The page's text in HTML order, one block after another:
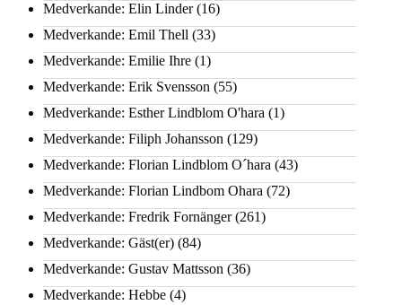
Medverkande: Elin Linder(16)
Medverkande: Emil Thell (33)
Medverkande: Emilie Ihre (1)
Medverkande: Erik Svensson (55)
Medverkande: Esther Lindblom O'hara (1)
Medverkande: Filiph Johansson (129)
Medverkande: Florian Lindblom O´hara (43)
Medverkande: Florian Lindbom Ohara (72)
Medverkande: Fredrik Fornänger(261)
Medverkande: Gäst(er) (84)
Medverkande: Gustav Mattsson (36)
Medverkande: Hebbe (4)